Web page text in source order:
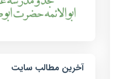
آخرین مطالب سایت